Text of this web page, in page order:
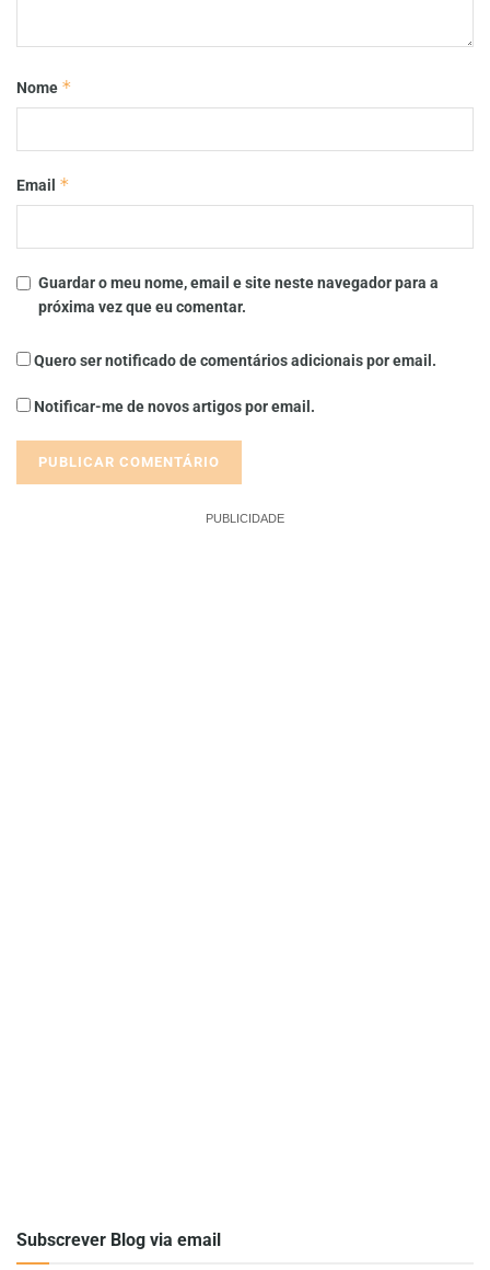
Nome *
Email *
Guardar o meu nome, email e site neste navegador para a
próxima vez que eu comentar.
Quero ser notificado de comentários adicionais por email.
Notificar-me de novos artigos por email.
PUBLICIDADE
Subscrever Blog via email